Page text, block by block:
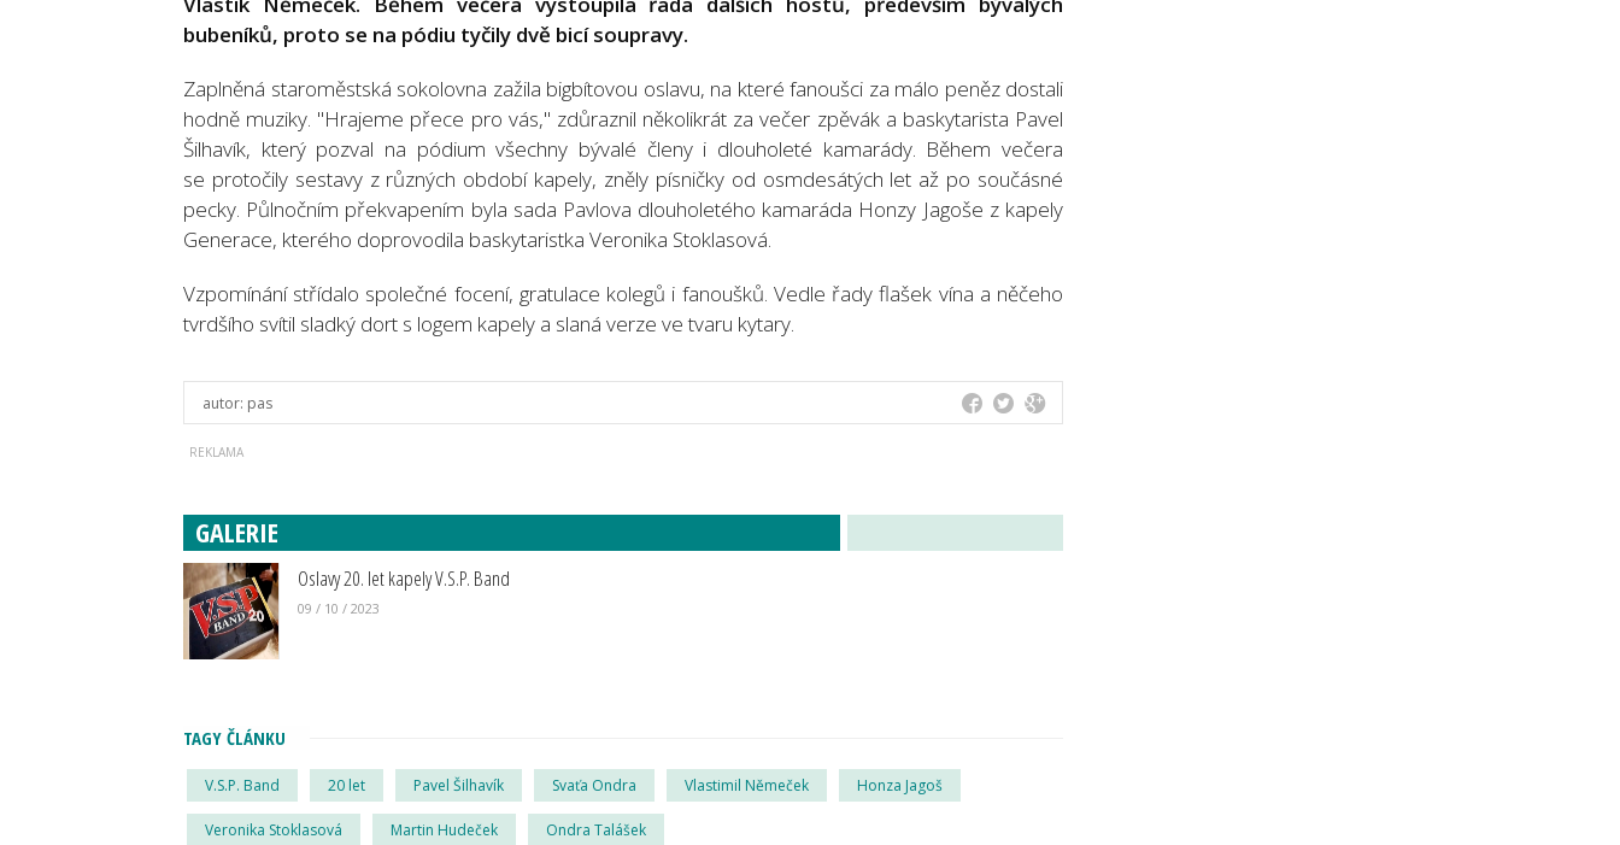
bubeníků, proto se na pódiu tyčily dvě bicí soupravy.
Zaplněná staroměstská sokolovna zažila bigbítovou oslavu, na které fanoušci za málo peněz dostali
hodně muziky. "Hrajeme přece pro vás," zdůraznil několikrát za večer zpěvák a baskytarista Pavel
Šilhavík, který pozval na pódium všechny bývalé členy i dlouholeté kamarády. Během večera
se protočily sestavy z různých období kapely, zněly písničky od osmdesátých let až po součásné
pecky. Půlnočním překvapením byla sada Pavlova dlouholetého kamaráda Honzy Jagoše z kapely
Generace, kterého doprovodila baskytaristka Veronika Stoklasová.
Vzpomínání střídalo společné focení, gratulace kolegů i fanoušků. Vedle řady flašek vína a něčeho
tvrdšího svítil sladký dort s logem kapely a slaná verze ve tvaru kytary.
autor: pas
GALERIE
Oslavy 20. let kapely V.S.P. Band
09 / 10 / 2023
TAGY ČLÁNKU
V.S.P. Band 20 let Pavel Šilhavík Svaťa Ondra Vlastimil Němeček Honza Jagoš
Veronika Stoklasová Martin Hudeček Ondra Talášek